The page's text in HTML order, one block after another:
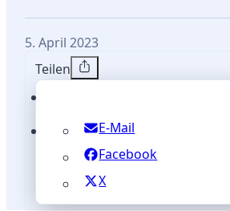
5. April 2023
Teilen
E-Mail
Facebook
X